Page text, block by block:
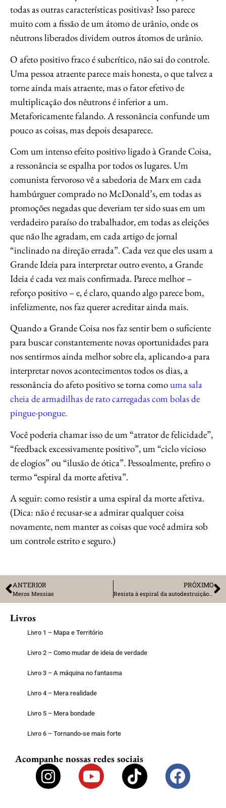
todas as outras características positivas? Isso parece
muito com a fissão de um átomo de urânio, onde os
nêutrons liberados dividem outros átomos de urânio.
O afeto positivo fraco é subcrítico, não sai do controle.
Uma pessoa atraente parece mais honesta, o que talvez a
torne ainda mais atraente, mas o fator efetivo de
multiplicação dos nêutrons é inferior a um.
Metaforicamente falando. A ressonância confunde um
pouco as coisas, mas depois desaparece.
Com um intenso efeito positivo ligado à Grande Coisa,
a ressonância se espalha por todos os lugares. Um
comunista fervoroso vê a sabedoria de Marx em cada
hambúrguer comprado no McDonald’s, em todas as
promoções negadas que deveriam ter sido suas em um
verdadeiro paraíso do trabalhador, em todas as eleições
que não lhe agradam, em cada artigo de jornal
“inclinado na direção errada”. Cada vez que eles usam a
Grande Ideia para interpretar outro evento, a Grande
Ideia é cada vez mais confirmada. Parece melhor –
reforço positivo – e, é claro, quando algo parece bom,
infelizmente, nos faz querer acreditar ainda mais.
Quando a Grande Coisa nos faz sentir bem o suficiente
para buscar constantemente novas oportunidades para
nos sentirmos ainda melhor sobre ela, aplicando-a para
interpretar novos acontecimentos todos os dias, a
ressonância do afeto positivo se torna comouma sala
cheia de armadilhas de rato carregadas com bolas de
pingue-pongue.
Você poderia chamar isso de um “atrator de felicidade”,
“feedback excessivamente positivo”, um “ciclo vicioso
de elogios” ou “ilusão de ótica”. Pessoalmente, prefiro o
termo “espiral da morte afetiva”.
A seguir: como resistir a uma espiral da morte afetiva.
(Dica: não é recusar-se a admirar qualquer coisa
novamente, nem manter as coisas que você admira sob
um controle estrito e seguro.)
ANTERIOR
Meros Messias
PRÓXIMO
Resista à espiral da autodestruição feliz
Livros
Livro 1 – Mapa e Território
Livro 2 – Como mudar de ideia de verdade
Livro 3 – A máquina no fantasma
Livro 4 – Mera realidade
Livro 5 – Mera bondade
Livro 6 – Tornando-se mais forte
Acompanhe nossas redes sociais